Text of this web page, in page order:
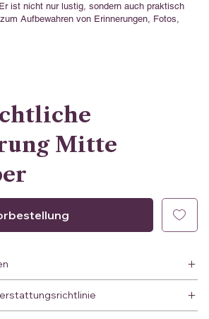
ist nicht nur lustig, sondern auch praktisch
Aufbewahren von Erinnerungen, Fotos,
Mitte